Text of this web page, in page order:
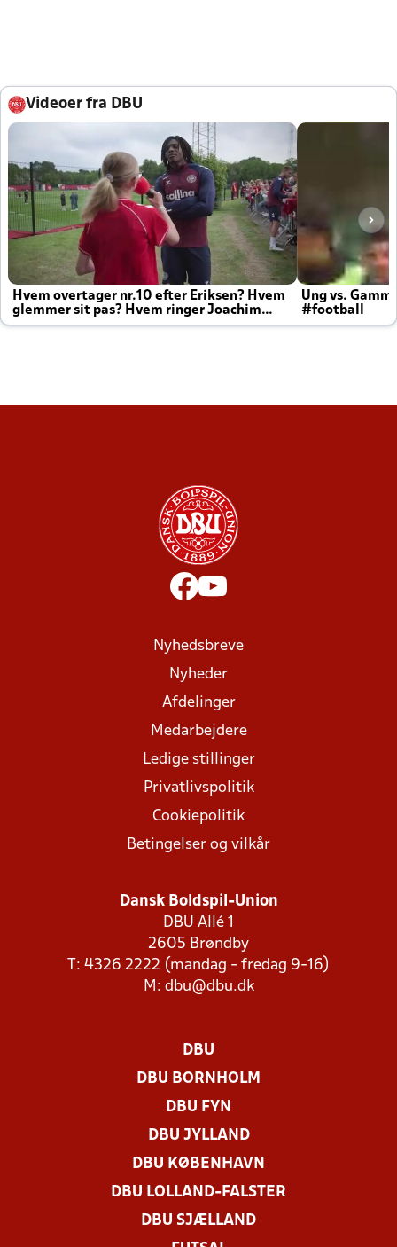
Videoer fra DBU
Hvem overtager nr.10 efter Eriksen? Hvem
glemmer sit pas? Hvem ringer Joachim
altid til efter kampe?
Ung vs.
#football
Nyhedsbreve
Nyheder
Afdelinger
Medarbejdere
Ledige stillinger
Privatlivspolitik
Cookiepolitik
Betingelser og vilkår
Dansk Boldspil-Union
DBU Allé 1
2605 Brøndby
T: 4326 2222 (mandag - fredag 9-16)
M: dbu@dbu.dk
DBU
DBU BORNHOLM
DBU FYN
DBU JYLLAND
DBU KØBENHAVN
DBU LOLLAND-FALSTER
DBU SJÆLLAND